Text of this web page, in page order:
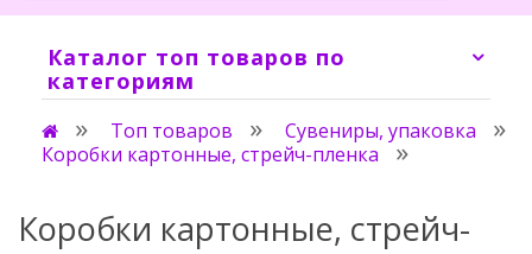
Каталог топ товаров по
категориям
Топ товаров
Сувениры, упаковка
Коробки картонные, стрейч-пленка
Коробки картонные, стрейч-